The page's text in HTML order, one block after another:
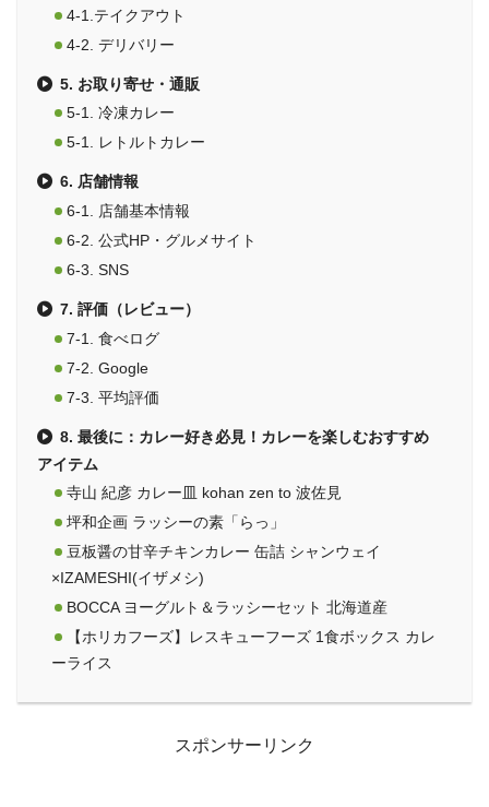
4-1.テイクアウト
4-2. デリバリー
5. お取り寄せ・通販
5-1. 冷凍カレー
5-1. レトルトカレー
6. 店舗情報
6-1. 店舗基本情報
6-2. 公式HP・グルメサイト
6-3. SNS
7. 評価（レビュー）
7-1. 食べログ
7-2. Google
7-3. 平均評価
8. 最後に：カレー好き必見！カレーを楽しむおすすめ
アイテム
寺山 紀彦 カレー皿 kohan zen to 波佐見
坪和企画 ラッシーの素「らっ」
豆板醤の甘辛チキンカレー 缶詰 シャンウェイ
×IZAMESHI(イザメシ)
BOCCA ヨーグルト＆ラッシーセット 北海道産
【ホリカフーズ】レスキューフーズ 1食ボックス カレ
ーライス
スポンサーリンク